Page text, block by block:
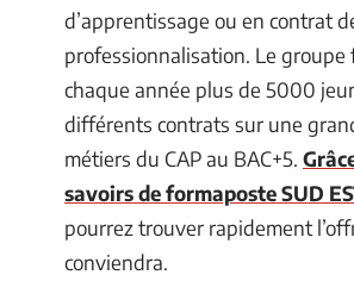
d’apprentissage ou en contrat
professionnalisation. Le groupe
chaque année plus de 5000
différents contrats sur une
métiers du CAP au BAC+5.
savoirs de formaposte SUD
pourrez trouver rapidement
conviendra.